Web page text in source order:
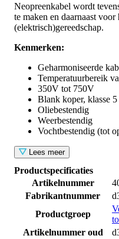
Neopreenkabel wordt
te maken en daarnaast voor
(elektrisch)gereedschap.
Kenmerken:
Geharmoniseerde
Temperatuurbereik
350V tot 750V
Blank koper, klasse 5
Oliebestendig
Weerbestendig
Vochtbestendig (tot
Lees meer
Productspecificaties
Artikelnummer
Fabrikantnummer
Productgroep
Artikelnummer oud